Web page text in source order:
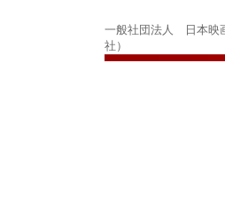
一般社団法人 日本映
社）